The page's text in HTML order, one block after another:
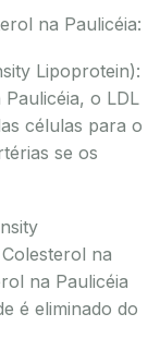
na Paulicéia:
Lipoprotein):
o LDL
células para o
se os
na
na Paulicéia
é eliminado do